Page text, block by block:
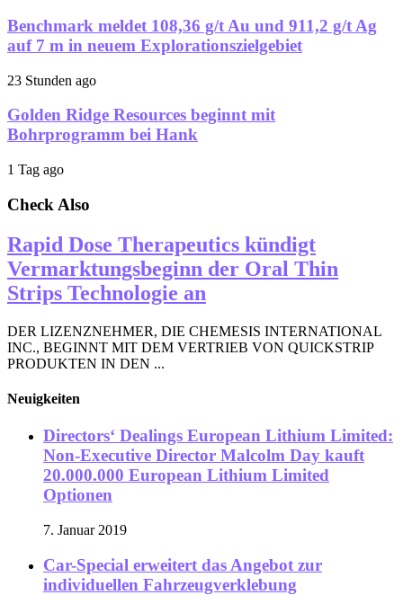
Benchmark meldet 108,36 g/t Au und 911,2 g/t Ag
auf 7 m in neuem Explorationszielgebiet
23 Stunden ago
Golden Ridge Resources beginnt mit
Bohrprogramm bei Hank
1 Tag ago
Check Also
Rapid Dose Therapeutics kündigt
Vermarktungsbeginn der Oral Thin
Strips Technologie an
DER LIZENZNEHMER, DIE CHEMESIS INTERNATIONAL
INC., BEGINNT MIT DEM VERTRIEB VON QUICKSTRIP
PRODUKTEN IN DEN ...
Neuigkeiten
Directors‘ Dealings European Lithium Limited:
Non-Executive Director Malcolm Day kauft
20.000.000 European Lithium Limited
Optionen
7. Januar 2019
Car-Special erweitert das Angebot zur
individuellen Fahrzeugverklebung